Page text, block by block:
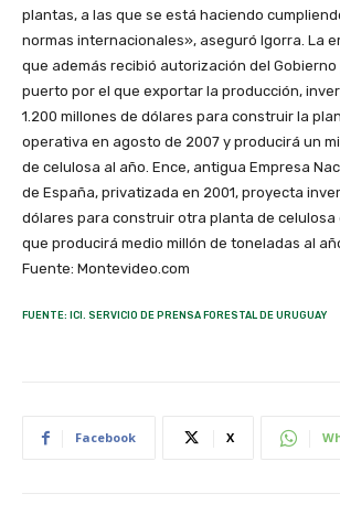
plantas, a las que se está haciendo
normas internacionales», aseguró Igorra. La
que además recibió autorización del
puerto por el que exportar la producción,
1.200 millones de dólares para construir la
operativa en agosto de 2007 y producirá un
de celulosa al año. Ence, antigua Empresa
de España, privatizada en 2001, proyecta
dólares para construir otra planta de celulosa
que producirá medio millón de toneladas al
Fuente: Montevideo.com
FUENTE: ICI. SERVICIO DE PRENSA FORESTAL DE URUGUAY
Facebook X